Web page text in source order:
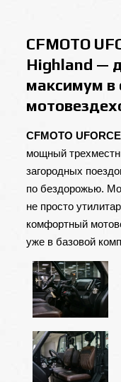
CFMOTO
Highland —
максимум в
CFMOTO
мощный
загородных
по бездорожью.
не просто
комфортный
уже в базовой